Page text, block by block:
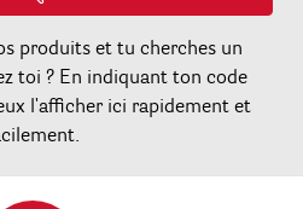
produits et tu cherches un
toi ? En indiquant ton code
l'afficher ici rapidement et